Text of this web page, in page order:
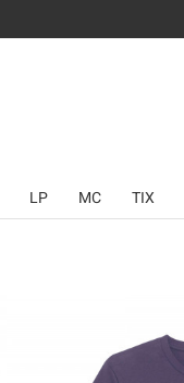
LP MC TIX